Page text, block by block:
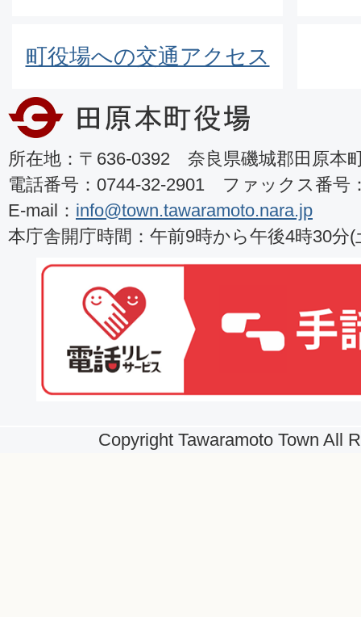
町役場への交通アクセス
所在地：〒636-0392 奈良県磯城郡田原本
電話番号：0744-32-2901 ファックス番号
E-mail： info@town.tawaramoto.nara.jp
本庁舎開庁時間：午前9時から午後4時30分
Copyright Tawaramoto Town All